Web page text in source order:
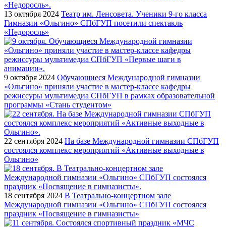
13 октября 2024 Театр им. Ленсовета. Ученики 9-го класса
Гимназии «Ольгино» СПбГУП посетили спектакль
«Недоросль»
9 октября 2024 Обучающиеся Международной гимназии
«Ольгино» приняли участие в мастер-классе кафедры
режиссуры мультимедиа СПбГУП в рамках образовательной
программы «Стань студентом»
22 сентября 2024 На базе Международной гимназии СПбГУП
состоялся комплекс мероприятий «Активные выходные в
Ольгино»
18 сентября 2024 В Театрально-концертном зале
Международной гимназии «Ольгино» СПбГУП состоялся
праздник «Посвящение в гимназисты»